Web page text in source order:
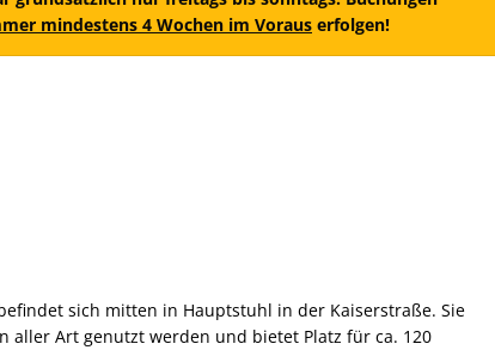
mindestens 4 Wochen im Voraus erfolgen!
sich mitten in Hauptstuhl in der Kaiserstraße. Sie
aller Art genutzt werden und bietet Platz für ca. 120